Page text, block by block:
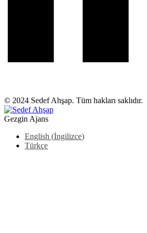
© 2024 Sedef Ahşap. Tüm hakları saklıdır.
Gezgin Ajans
English (İngilizce)
Türkçe